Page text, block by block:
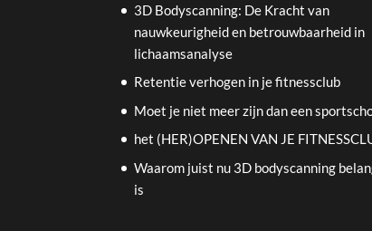
3D Bodyscanning: De Kracht van
nauwkeurigheid en betrouwbaarheid in
lichaamsanalyse
Retentie verhogen in je fitnessclub
Moet je niet meer zijn dan een
het (HER)OPENEN VAN JE
Waarom juist nu 3D bodyscanning
is